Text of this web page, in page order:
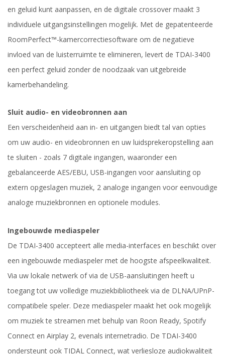
en geluid kunt aanpassen, en de digitale crossover maakt 3
individuele uitgangsinstellingen mogelijk. Met de gepatenteerde
RoomPerfect™-kamercorrectiesoftware om de negatieve
invloed van de luisterruimte te elimineren, levert de TDAI-3400
een perfect geluid zonder de noodzaak van uitgebreide
kamerbehandeling.
Sluit audio- en videobronnen aan
Een verscheidenheid aan in- en uitgangen biedt tal van opties
om uw audio- en videobronnen en uw luidsprekeropstelling aan
te sluiten - zoals 7 digitale ingangen, waaronder een
gebalanceerde AES/EBU, USB-ingangen voor aansluiting op
extern opgeslagen muziek, 2 analoge ingangen voor eenvoudige
analoge muziekbronnen en optionele modules.
Ingebouwde mediaspeler
De TDAI-3400 accepteert alle media-interfaces en beschikt over
een ingebouwde mediaspeler met de hoogste afspeelkwaliteit.
Via uw lokale netwerk of via de USB-aansluitingen heeft u
toegang tot uw volledige muziekbibliotheek via de DLNA/UPnP-
compatibele speler. Deze mediaspeler maakt het ook mogelijk
om muziek te streamen met behulp van Roon Ready, Spotify
Connect en Airplay 2, evenals internetradio. De TDAI-3400
ondersteunt ook TIDAL Connect, wat verliesloze audiokwaliteit